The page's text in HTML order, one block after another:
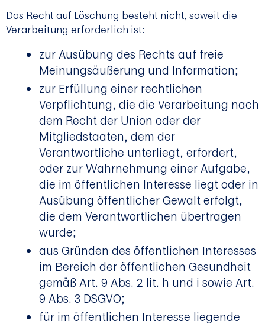
Das Recht auf Löschung besteht nicht, soweit die
Verarbeitung erforderlich ist:
zur Ausübung des Rechts auf freie
Meinungsäußerung und Information;
zur Erfüllung einer rechtlichen
Verpflichtung, die die Verarbeitung nach
dem Recht der Union oder der
Mitgliedstaaten, dem der
Verantwortliche unterliegt, erfordert,
oder zur Wahrnehmung einer Aufgabe,
die im öffentlichen Interesse liegt oder in
Ausübung öffentlicher Gewalt erfolgt,
die dem Verantwortlichen übertragen
wurde;
aus Gründen des öffentlichen Interesses
im Bereich der öffentlichen Gesundheit
gemäß Art. 9 Abs. 2 lit. h und i sowie Art.
9 Abs. 3 DSGVO;
für im öffentlichen Interesse liegende